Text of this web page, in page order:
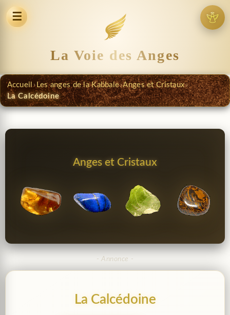
☰
La Voie des Anges
Accueil› Les anges de la Kabbale›Anges et Cristaux›
La Calcédoine
Anges et Cristaux
La Calcédoine